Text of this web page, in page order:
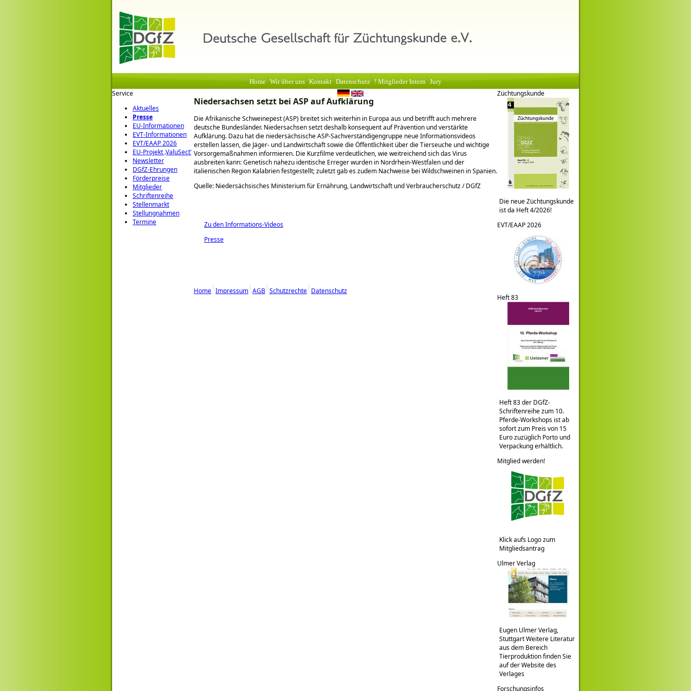
Home Wir über uns Kontakt Datenschutz ! Mitglieder Intern Jury
Service
Aktuelles
Presse
EU-Informationen
EVT-Informationen
EVT/EAAP 2026
EU-Projekt ‚ValuSect‘
Newsletter
DGfZ-Ehrungen
Förderpreise
Mitglieder
Schriftenreihe
Stellenmarkt
Stellungnahmen
Termine
Niedersachsen setzt bei ASP auf Aufklärung
Die Afrikanische Schweinepest (ASP) breitet sich weiterhin in Europa aus und betrifft auch mehrere
deutsche Bundesländer. Niedersachsen setzt deshalb konsequent auf Prävention und verstärkte
Aufklärung. Dazu hat die niedersächsische ASP‑Sachverständigengruppe neue Informationsvideos
erstellen lassen, die Jäger- und Landwirtschaft sowie die Öffentlichkeit über die Tierseuche und wichtige
Vorsorgemaßnahmen informieren. Die Kurzfilme verdeutlichen, wie weitreichend sich das Virus
ausbreiten kann: Genetisch nahezu identische Erreger wurden in Nordrhein‑Westfalen und der
italienischen Region Kalabrien festgestellt; zuletzt gab es zudem Nachweise bei Wildschweinen in Spanien.
Quelle: Niedersächsisches Ministerium für Ernährung, Landwirtschaft und Verbraucherschutz / DGfZ
Zu den Informations-Videos
Presse
Home Impressum AGB Schutzrechte Datenschutz
Züchtungskunde
Die neue Züchtungskunde
ist da Heft 4/2026!
EVT/EAAP 2026
Heft 83
Heft 83 der DGfZ-
Schriftenreihe zum 10.
Pferde-Workshops ist ab
sofort zum Preis von 15
Euro zuzüglich Porto und
Verpackung erhältlich.
Mitglied werden!
Klick aufs Logo zum
Mitgliedsantrag
Ulmer Verlag
Eugen Ulmer Verlag,
Stuttgart Weitere Literatur
aus dem Bereich
Tierproduktion finden Sie
auf der Website des
Verlages
Forschungsinfos